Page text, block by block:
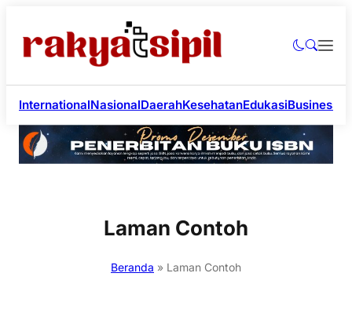
InternationalNasionalDaerahKesehatanEdukasiBusiness
Laman Contoh
Beranda » Laman Contoh